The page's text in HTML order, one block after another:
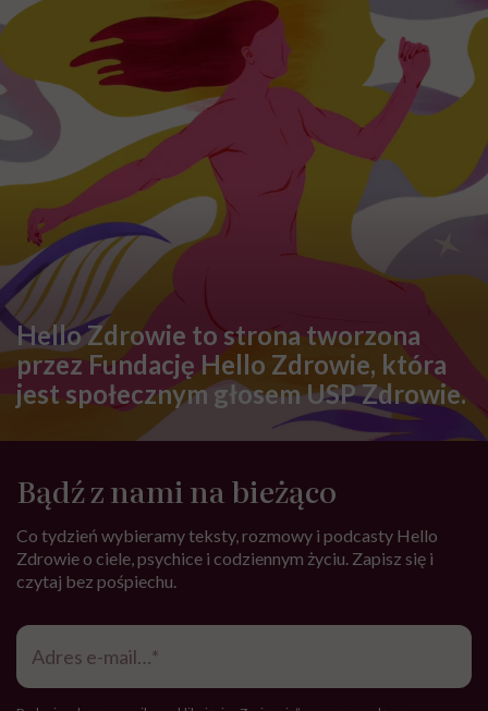
Prof. Violetta Skrzypulec-Plinta / Fot. archiwum prywatne
Skoro mowa o emocjach – jak POI wpływa na
psychikę?
Bardzo obciążająco. Niedobór estrogenów sam w
sobie możeprowadzić do depresji, lęków, obniżonego
nastroju. Do tego dochodzi jeszcze wymiar
tożsamościowy: „Nie jestem już kobietą, skoro nie
mogę mieć dzieci”, „Nie mam miesiączki, moje ciało jest
popsute”. Wiele pacjentek ma obniżoną samoocenę.
Wstydzą się, nie chcą o tym mówić nawet swojemu
podejście: lekarz, psycholog, seksuolog.